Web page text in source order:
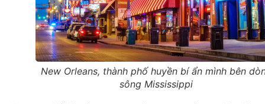
New Orleans, thành phố huyền bí ẩn mình bên
sông Mississippi